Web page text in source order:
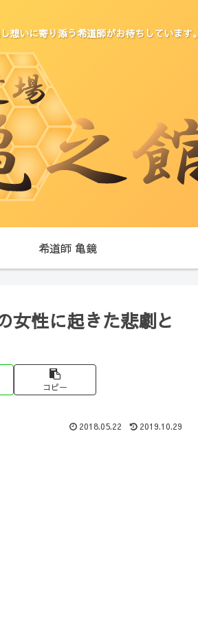
想いに寄り添う希道師がお待ちしています。
希道師 亀鏡
性に起きた悲劇と
コピー
2018.05.22 2019.10.29